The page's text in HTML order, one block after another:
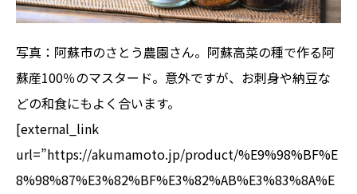
写真：阿蘇市のさとう農園さん。阿蘇高菜の種で作る阿
蘇産100％のマスタード。意外ですが、お刺身や納豆な
どの和食にもよく合います。
[external_link
url=”https://akumamoto.jp/product/%E9%98%BF%E
8%98%87%E3%82%BF%E3%82%AB%E3%83%8A%E